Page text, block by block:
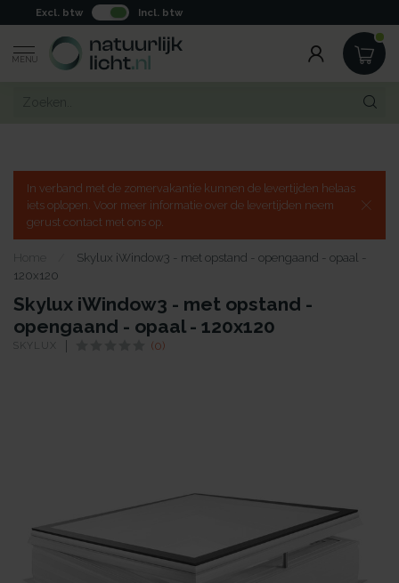
Excl. btw Incl. btw
MENU
In verband met de zomervakantie kunnen de levertijden helaas
iets oplopen. Voor meer informatie over de levertijden neem
gerust contact met ons op.
Home
Skylux iWindow3 - met opstand - opengaand - opaal -
120x120
Skylux iWindow3 - met opstand -
opengaand - opaal - 120x120
SKYLUX (0)